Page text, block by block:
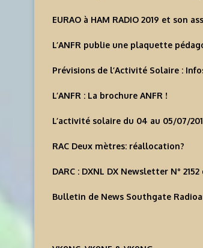
EURAO à HAM RADIO 2019 et son
L’ANFR publie une plaquette
Prévisions de l’Activité Solaire :
L’ANFR : La brochure ANFR !
L’activité solaire du 04 au 05/07/
RAC Deux mètres: réallocation?
DARC : DXNL DX Newsletter N°
Bulletin de News Southgate